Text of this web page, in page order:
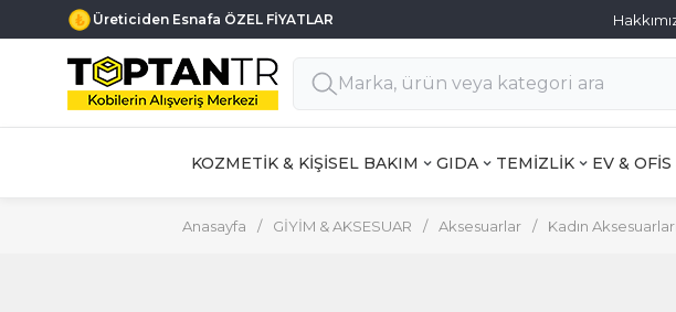
Üreticiden Esnafa ÖZEL FİYATLAR
KOZMETİK & KİŞİSEL BAKIM GIDA TEMİZLİK EV &
Anasayfa / GİYİM & AKSESUAR / Aksesuarlar / Kadın Aksesuarları